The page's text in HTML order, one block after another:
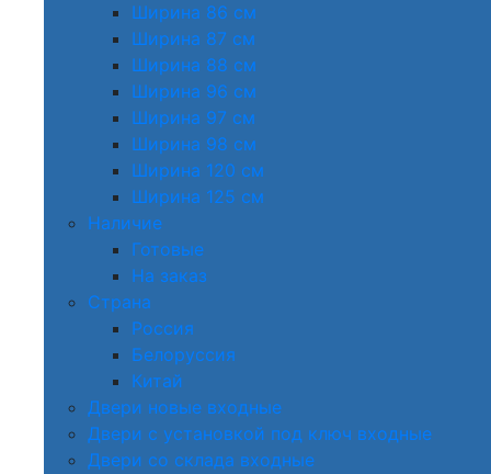
Ширина 86 см
Ширина 87 см
Ширина 88 см
Ширина 96 см
Ширина 97 см
Ширина 98 см
Ширина 120 см
Ширина 125 см
Наличие
Готовые
На заказ
Страна
Россия
Белоруссия
Китай
Двери новые входные
Двери с установкой под ключ входные
Двери со склада входные